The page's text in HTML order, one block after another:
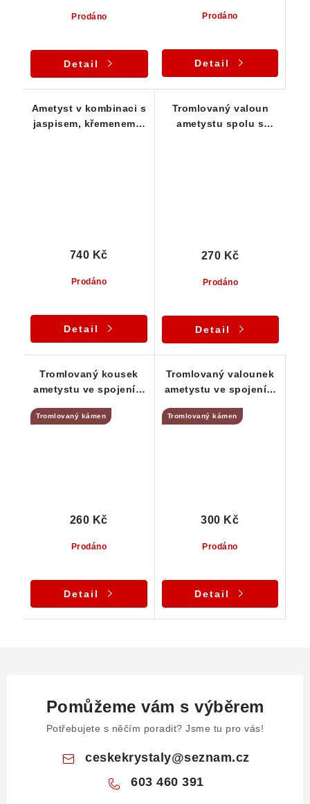
Prodáno
Detail
Prodáno
Detail
Ametyst v kombinaci s
jaspisem, křemenem a
Prodáno
740 Kč
Detail
Tromlovaný valoun
ametystu spolu s
Prodáno
270 Kč
Detail
Tromlovaný kousek
ametystu ve spojení s
Tromlovaný kámen
Prodáno
260 Kč
Detail
Tromlovaný valounek
ametystu ve spojení s
Tromlovaný kámen
Prodáno
300 Kč
Detail
Pomůžeme vám s výběrem
Potřebujete s něčím poradit? Jsme tu pro vás!
ceskekrystaly@seznam.cz
603 460 391